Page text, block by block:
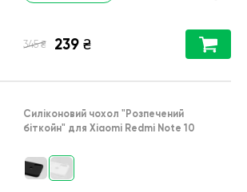
345 ₴ 239 ₴
Силіконовий чохол "Розпечений
біткойн" для Xiaomi Redmi Note 10